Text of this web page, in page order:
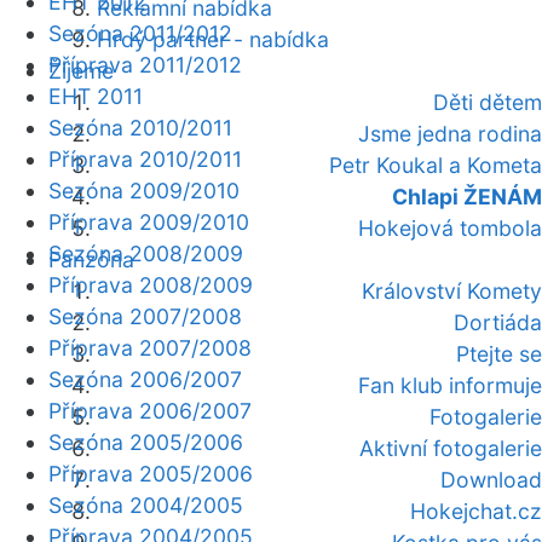
Reklamní nabídka
Hrdý partner - nabídka
Žijeme
Děti dětem
Jsme jedna rodina
Petr Koukal a Kometa
Chlapi ŽENÁM
Hokejová tombola
Fanzóna
Království Komety
Dortiáda
Ptejte se
Fan klub informuje
Fotogalerie
Aktivní fotogalerie
Download
Hokejchat.cz
Sezóna 2011/2012
Příprava 2011/2012
EHT 2011
Sezóna 2010/2011
Příprava 2010/2011
Sezóna 2009/2010
Příprava 2009/2010
Sezóna 2008/2009
Příprava 2008/2009
Sezóna 2007/2008
Příprava 2007/2008
Sezóna 2006/2007
Příprava 2006/2007
Sezóna 2005/2006
Příprava 2005/2006
Sezóna 2004/2005
Příprava 2004/2005